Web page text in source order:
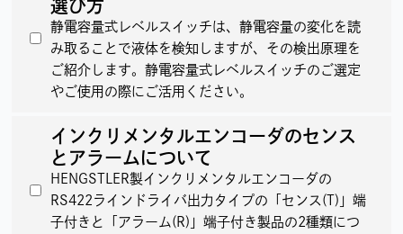
選び方
静電容量式レベルスイッチは、静電容量の変化を読
み取ることで液体を検知しますが、その検出原理を
ご紹介します。静電容量式レベルスイッチのご選定
やご使用の際にご活用ください。
インクリメンタルエンコーダのセンス
とアラームについて
HENGSTLER製インクリメンタルエンコーダの
RS422ラインドライバ出力タイプの「センス(T)」端
子付きと「アラーム(R)」端子付き製品の2種類につ